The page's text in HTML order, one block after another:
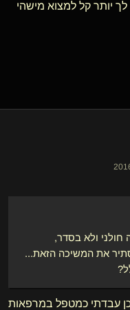
יותר קל למצוא מישהי
חולני ולא בסדר,
את המשיכה הזאת...
כן עבדתי כמטפל במרפאות